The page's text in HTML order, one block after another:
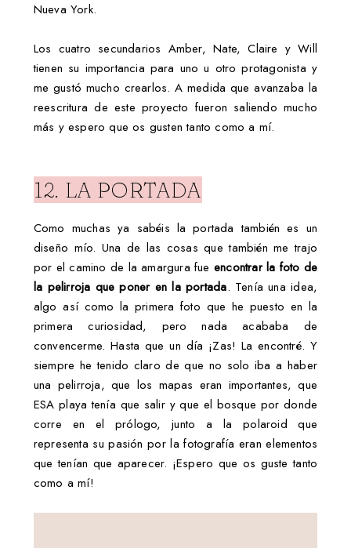
Nueva York.
Los cuatro secundarios Amber, Nate, Claire y Will
tienen su importancia para uno u otro protagonista y
me gustó mucho crearlos. A medida que avanzaba la
reescritura de este proyecto fueron saliendo mucho
más y espero que os gusten tanto como a mí.
12. LA PORTADA
Como muchas ya sabéis la portada también es un
diseño mío. Una de las cosas que también me trajo
por el camino de la amargura fue encontrar la foto de
la pelirroja que poner en la portada. Tenía una idea,
algo así como la primera foto que he puesto en la
primera curiosidad, pero nada acababa de
convencerme. Hasta que un día ¡Zas! La encontré. Y
siempre he tenido claro de que no solo iba a haber
una pelirroja, que los mapas eran importantes, que
ESA playa tenía que salir y que el bosque por donde
corre en el prólogo, junto a la polaroid que
representa su pasión por la fotografía eran elementos
que tenían que aparecer. ¡Espero que os guste tanto
como a mí!